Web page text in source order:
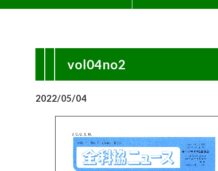
vol04no2
2022/05/04